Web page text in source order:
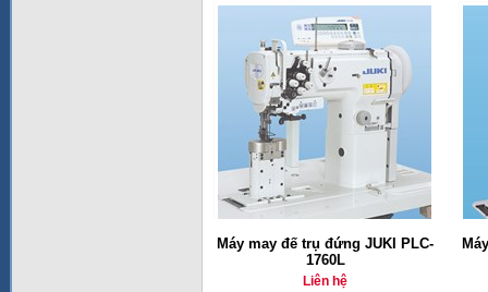
Máy may đế trụ đứng JUKI PLC-
1760L
Liên hệ